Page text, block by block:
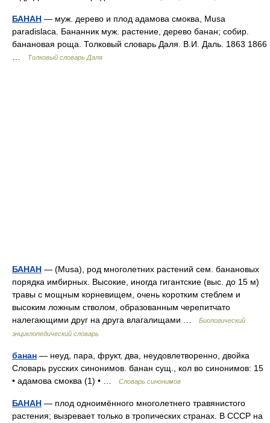
БАНАН — муж. дерево и плод адамова смоква, Musa
paradislaca. Бананник муж. растение, дерево банан; собир.
банановая роща. Толковый словарь Даля. В.И. Даль. 1863 1866
Толковый словарь Даля
БАНАН — (Musa), род многолетних растений сем. банановых
порядка имбирных. Высокие, иногда гигантские (выс. до 15 м)
травы с мощным корневищем, очень коротким стеблем и
высоким ложным стволом, образованным черепитчато
налегающими друг на друга влагалищами …
Биологический
энциклопедический словарь
банан — неуд, пара, фрукт, два, неудовлетворенно, двойка
Словарь русских синонимов. банан сущ., кол во синонимов: 15
• адамова смоква (1) • …
Словарь синонимов
БАНАН — плод одноимённого многолетнего травянистого
растения; вызревает только в тропических странах. В СССР на